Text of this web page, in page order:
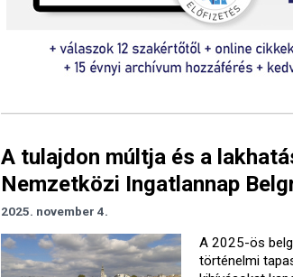
A tulajdon múltja és a
Nemzetközi Ingatlannap
2025. november 4.
A 2025-ös
történelmi